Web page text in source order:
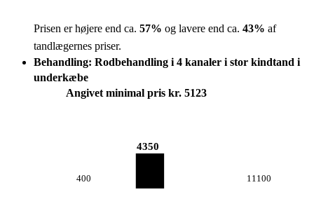
Prisen er højere end ca. 57% og lavere end ca. 43% af
tandlægernes priser.
Behandling: Rodbehandling i 4 kanaler i stor kindtand i
underkæbe
Angivet minimal pris kr. 5123
400
4350
11100